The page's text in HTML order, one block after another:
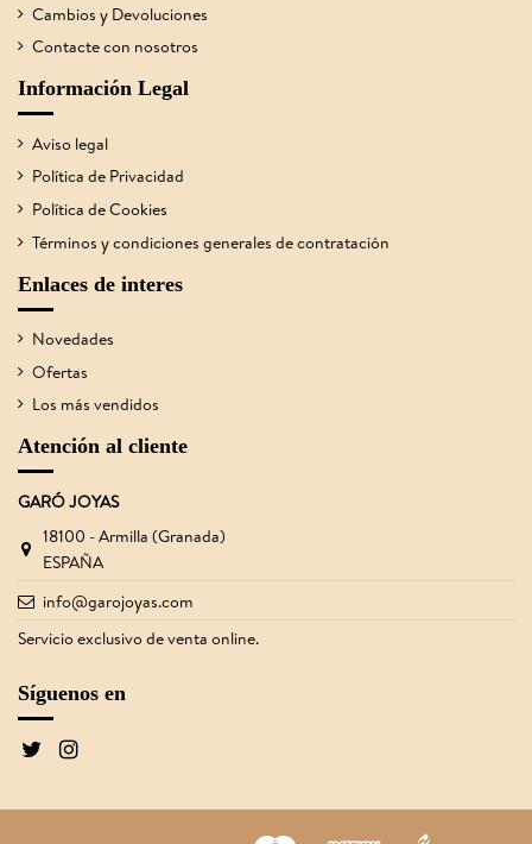
Cambios y Devoluciones
Contacte con nosotros
Información Legal
Aviso legal
Política de Privacidad
Política de Cookies
Términos y condiciones generales de contratación
Enlaces de interes
Novedades
Ofertas
Los más vendidos
Atención al cliente
GARÓ JOYAS
18100 - Armilla (Granada)
ESPAÑA
info@garojoyas.com
Servicio exclusivo de venta online.
Síguenos en